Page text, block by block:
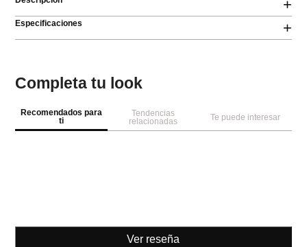
+
Especificaciones +
Completa tu look
Recomendados para
ti
Tendencias
relacionadas
Te puede interesar
Ver reseña